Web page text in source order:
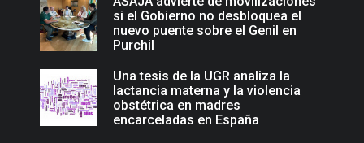
si el Gobierno no desbloquea el
nuevo puente sobre el Genil en
Purchil
Una tesis de la UGR analiza la
lactancia materna y la violencia
obstétrica en madres
encarceladas en España